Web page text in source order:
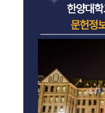
_MOU.jpg